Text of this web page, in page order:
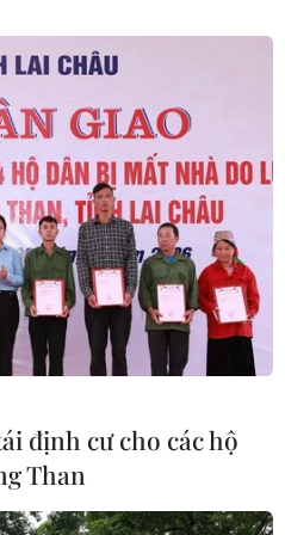
Trung
than trong
ít
thêm
định cư cho các hộ
Than